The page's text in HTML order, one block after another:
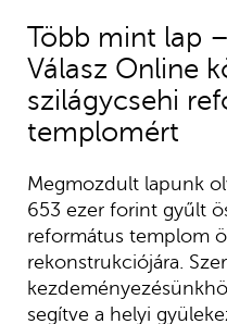
Több mint lap
Válasz Online
szilágycsehi
templomért
Megmozdult lapunk
653 ezer forint gyűlt
református templom
rekonstrukciójára.
segítve a helyi